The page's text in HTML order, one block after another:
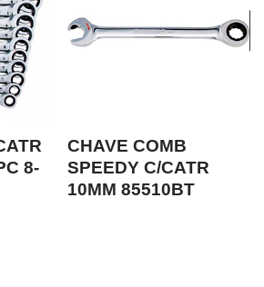
8-
CHAVE COMB
SPEEDY C/CATR
10MM 85510BT